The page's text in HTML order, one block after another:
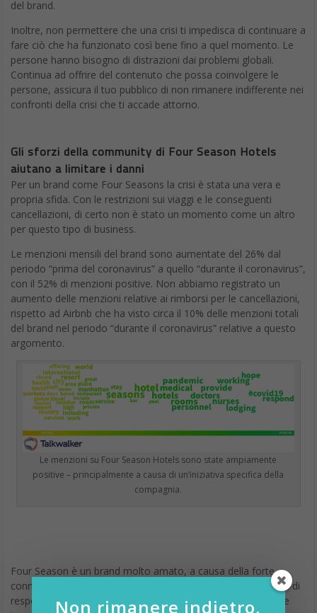
Inoltre, non permettere che una crisi ti impedisca di continuare a
persone hanno bisogno di distrazioni dai problemi globali.
Continua ad offrire del contenuto che possa coinvolgere le
persone, assicura il tuo pubblico di non rimanere indifferente nei
confronti della crisi che ti accade attorno.
aiutano a limitare i danni
Per un brand come Four Seasons la crisi è stata una vera e
propria sfida. Con le restrizioni sui viaggi e le conseguenti
cancellazioni, di certo non è stato un momento come un altro
per questo tipo di business.
Le menzioni mensili del brand sono aumentate del 26% dal
con il 52% di menzioni positive. Non abbiamo registrato un
aumento delle menzioni relative ai rimborsi per le cancellazioni,
rispetto ad Airbnb che ha visto circa il 10% delle menzioni totali
del brand nel periodo “durante il coronavirus” relative a questo
argomento.
Le menzioni su Four Season Hotels sono state ampiamente
positive – principalmente a causa di un’iniziativa specifica della
connessione con i propri consumatori e della strategia CSR – di
responsabilità sociale -. La compagnia sa bene che è di vitale
importanza supportare le comunità di cui fanno parte i suoi
hotel.
Non rimanere indietro,